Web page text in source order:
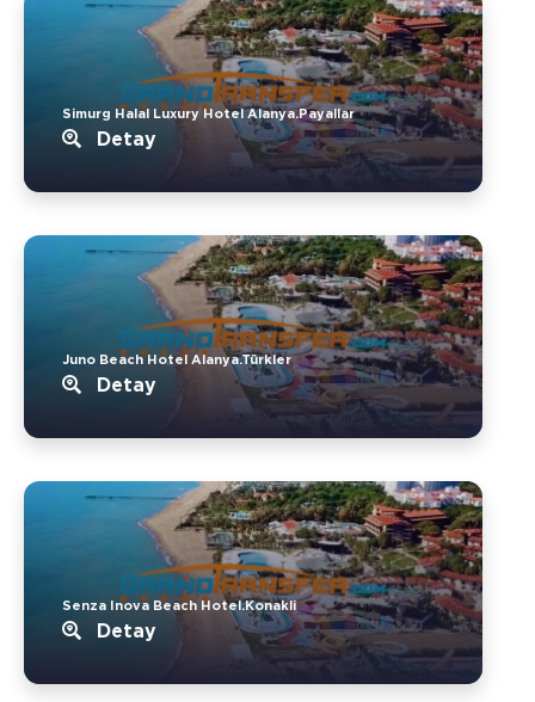
Simurg Halal Luxury Hotel Alanya.Payallar
Detay
Juno Beach Hotel Alanya.Türkler
Detay
Senza Inova Beach Hotel.Konakli
Detay